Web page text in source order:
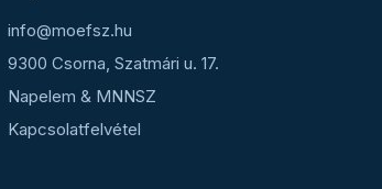
info@moefsz.hu
9300 Csorna, Szatmári u. 17.
Napelem & MNNSZ
Kapcsolatfelvétel